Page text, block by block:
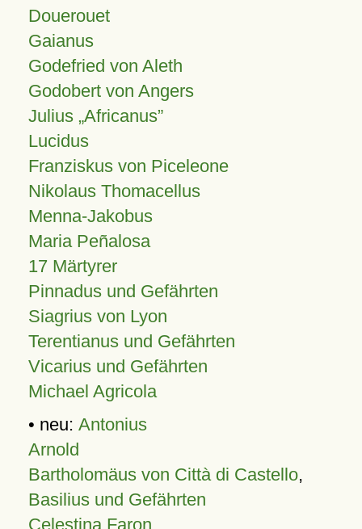
Douerouet
Gaianus
Godefried von Aleth
Godobert von Angers
Julius Africanus
Lucidus
Franziskus von Piceleone
Nikolaus Thomacellus
Menna-Jakobus
Maria Peñalosa
17 Märtyrer
Pinnadus und Gefährten
Siagrius von Lyon
Terentianus und Gefährten
Vicarius und Gefährten
Michael Agricola
• neu: Antonius
Arnold
Bartholomäus von Città di Castello,
Basilius und Gefährten
Celestina Faron